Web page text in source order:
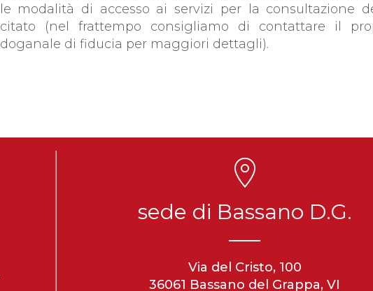
le modalità di accesso ai servizi per la consultazione
citato (nel frattempo consigliamo di contattare il
doganale di fiducia per maggiori dettagli).
sede di Bassano D.G.
Via del Cristo, 100
36061 Bassano del Grappa, VI